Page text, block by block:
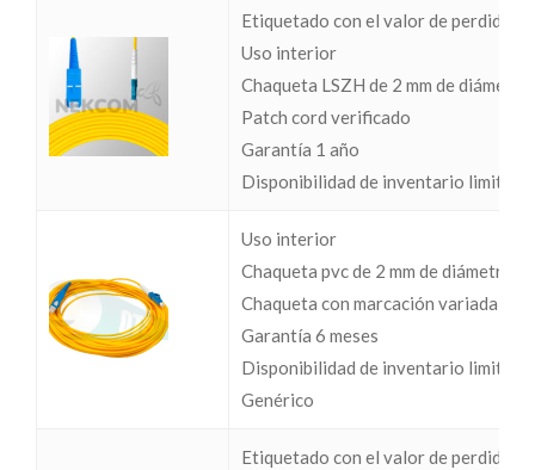
Etiquetado con el valor de perdidas
Uso interior
Chaqueta LSZH de 2 mm de diámetro
Patch cord verificado
Garantía 1 año
Disponibilidad de inventario limitada
Uso interior
Chaqueta pvc de 2 mm de diámetro
Chaqueta con marcación variada
Garantía 6 meses
Disponibilidad de inventario limitada
Genérico
Etiquetado con el valor de perdidas